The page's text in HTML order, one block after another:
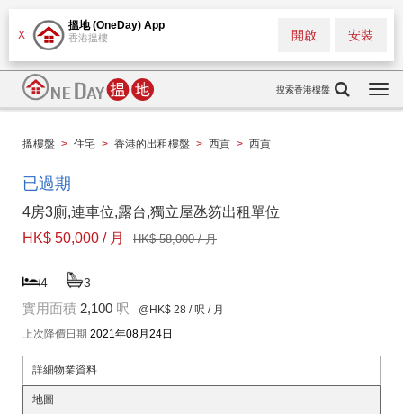
X
搵地 (OneDay) App
香港搵樓 安裝
開啟
搜索香港樓盤
搵樓盤 > 住宅 > 香港的出租樓盤 > 西貢 > 西貢
已過期
4房3廁,連車位,露台,獨立屋氹笏出租單位
HK$ 50,000 / 月
HK$ 58,000 / 月
4 3
實用面積 2,100 呎 @HK$ 28 / 呎 / 月
上次降價日期 2021年08月24日
詳細物業資料
地圖